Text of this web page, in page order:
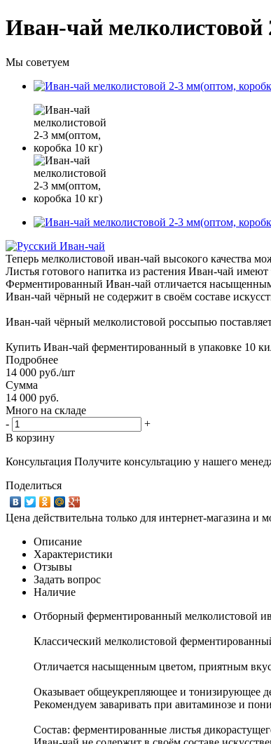
Иван-чай
Мы советуем
Теперь мелколистовой иван-чай высокого качества
Листья готового напитка из растения Иван-чай
Ферментированный Иван-чай отличается
Иван-чай чёрный не содержит в своём составе
Иван-чай чёрный мелколистовой россыпью
Купить Иван-чай ферментированный в упаковке 10
Подробнее
14 000 руб./шт
Сумма
14 000 руб.
Много на складе
-
+
В корзину
Консультация Получите консультацию у нашего
Поделиться
Цена действительна только для интернет-магазина и
Описание
Характеристики
Отзывы
Задать вопрос
Наличие
Отборный ферментированный мелколистовой
Классический мелколистовой
Отличается насыщенным цветом, приятным
Оказывает общеукрепляющее и тонизирующее
Рекомендуем заваривать при авитаминозе и
Состав: ферментированные листья